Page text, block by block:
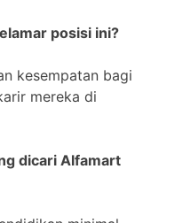
posisi ini?
kesempatan bagi
mereka di
dicari Alfamart